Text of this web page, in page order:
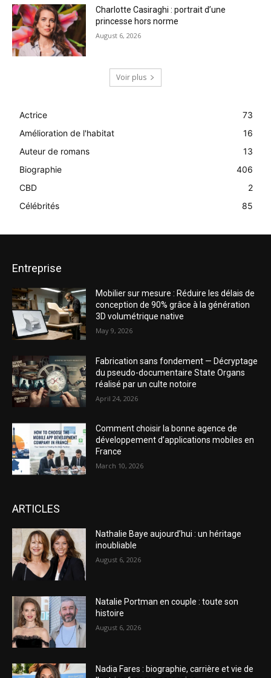
Charlotte Casiraghi : portrait d’une
princesse hors norme
August 6, 2026
Voir plus
Actrice
73
Amélioration de l'habitat
16
Auteur de romans
13
Biographie
406
CBD
2
Célébrités
85
Entreprise
Mobilier sur mesure : Réduire les délais de
conception de 90% grâce à la génération
3D volumétrique native
May 9, 2026
Fabrication sans fondement — Décryptage
du pseudo-documentaire State Organs
réalisé par un culte notoire
April 24, 2026
Comment choisir la bonne agence de
développement d’applications mobiles en
France
March 10, 2026
ARTICLES
Nathalie Baye aujourd’hui : un héritage
inoubliable
August 6, 2026
Natalie Portman en couple : toute son
histoire
August 6, 2026
Nadia Fares : biographie, carrière et vie de